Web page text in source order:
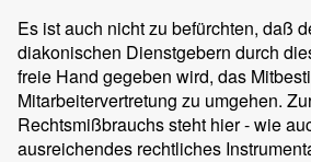
Es ist auch nicht zu befürchten, daß
diakonischen Dienstgebern durch
freie Hand gegeben wird, das
Mitarbeitervertretung zu umgehen.
Rechtsmißbrauchs steht hier - wie
ausreichendes rechtliches